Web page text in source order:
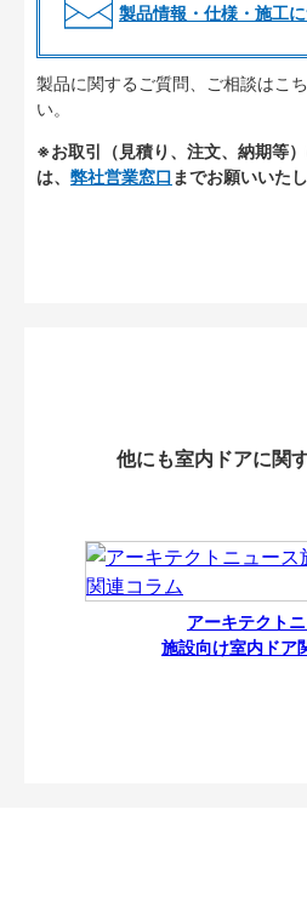
製品情報・仕様・施工
製品に関するご質問、ご相談はこ
い。
※お取引（見積り、注文、納期等
は、 弊社営業窓口 までお願いいたし
他にも室内ドアに関
アーキテクト
施設向け室内ドア